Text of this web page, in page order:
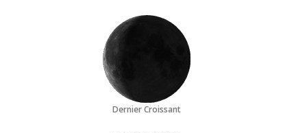
Dernier Croissant